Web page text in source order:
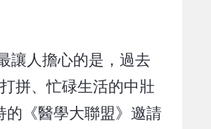
讓人擔心的是，過去
拼、忙碌生活的中壯
的《醫學大聯盟》邀請